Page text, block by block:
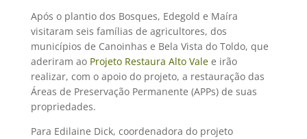
Após o plantio dos Bosques, Edegold e Maíra
visitaram seis famílias de agricultores, dos
municípios de Canoinhas e Bela Vista do Toldo, que
aderiram ao Projeto Restaura Alto Valee irão
realizar, com o apoio do projeto, a restauração das
Áreas de Preservação Permanente (APPs) de suas
propriedades.
Para Edilaine Dick, coordenadora do projeto